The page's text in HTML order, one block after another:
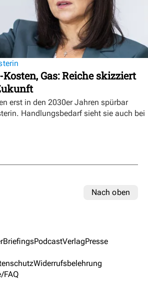
Gas: Reiche skizziert
erst in den 2030er Jahren spürbar
Handlungsbedarf sieht sie auch bei
Nach oben
BriefingsPodcastVerlagPresse
Widerrufsbelehrung
FAQ